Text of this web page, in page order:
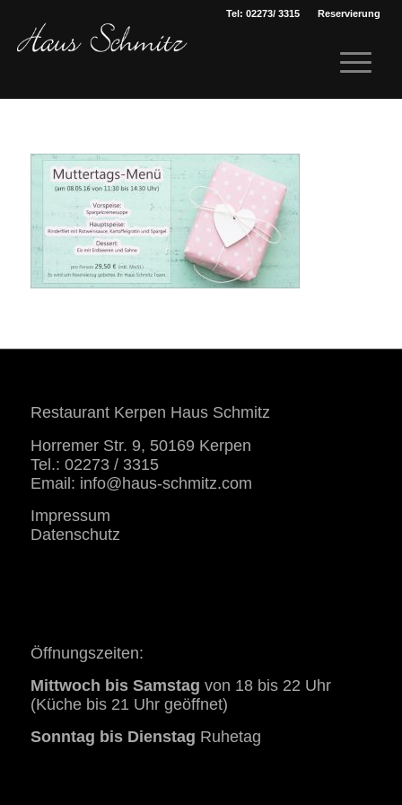
Reservierung
Tel: 02273/ 3315
Restaurant Kerpen Haus Schmitz
Horremer Str. 9, 50169 Kerpen
Tel.: 02273 / 3315
Email: info@haus-schmitz.com
Impressum
Datenschutz
Öffnungszeiten:
Mittwoch bis Samstag von 18 bis 22 Uhr
(Küche bis 21 Uhr geöffnet)
Sonntag bis Dienstag Ruhetag